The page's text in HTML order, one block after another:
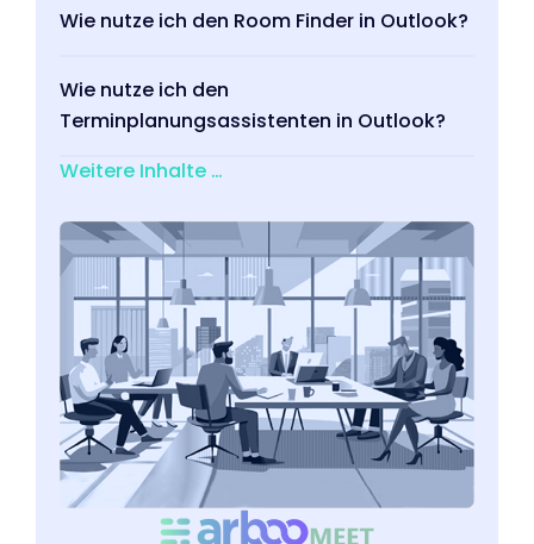
Wie nutze ich den Room Finder in Outlook?
Wie nutze ich den
Terminplanungsassistenten in Outlook?
Weitere Inhalte …